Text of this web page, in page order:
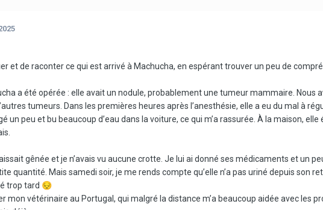
et de raconter ce qui est arrivé à Machucha, en espérant trouver un peu de
a été opérée : elle avait un nodule, probablement une tumeur mammaire. Nous
tumeurs. Dans les premières heures après l’anesthésie, elle a eu du mal à
un peu et bu beaucoup d’eau dans la voiture, ce qui m’a rassurée. À la maison,
gênée et je n’avais vu aucune crotte. Je lui ai donné ses médicaments et un
quantité. Mais samedi soir, je me rends compte qu’elle n’a pas uriné depuis son
trop tard 😔
mon vétérinaire au Portugal, qui malgré la distance m’a beaucoup aidée avec les